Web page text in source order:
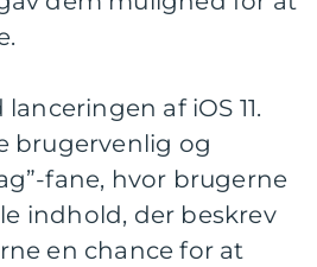
af iOS 11.
brugervenlig og
fane, hvor brugerne
indhold, der beskrev
en chance for at